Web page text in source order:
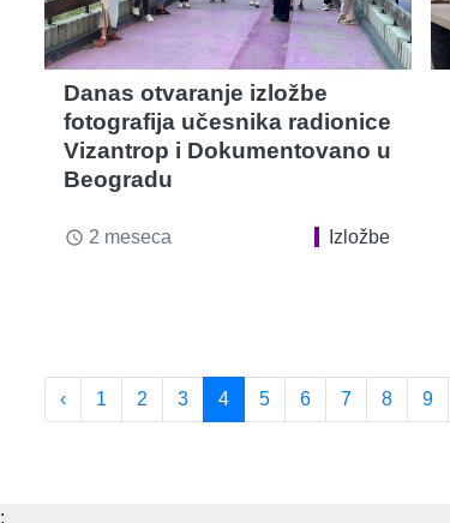
Danas otvaranje izložbe
fotografija učesnika radionice
Vizantrop i Dokumentovano u
Beogradu
access_time 2 meseca Izložbe
‹ 1 2 3 4 5 6 7 8 9
;